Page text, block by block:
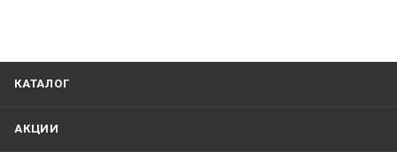
КАТАЛОГ
АКЦИИ